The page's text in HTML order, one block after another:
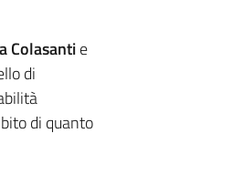
Colasantie
di
di quanto